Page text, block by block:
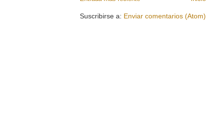
Suscribirse a: Enviar comentarios (Atom)